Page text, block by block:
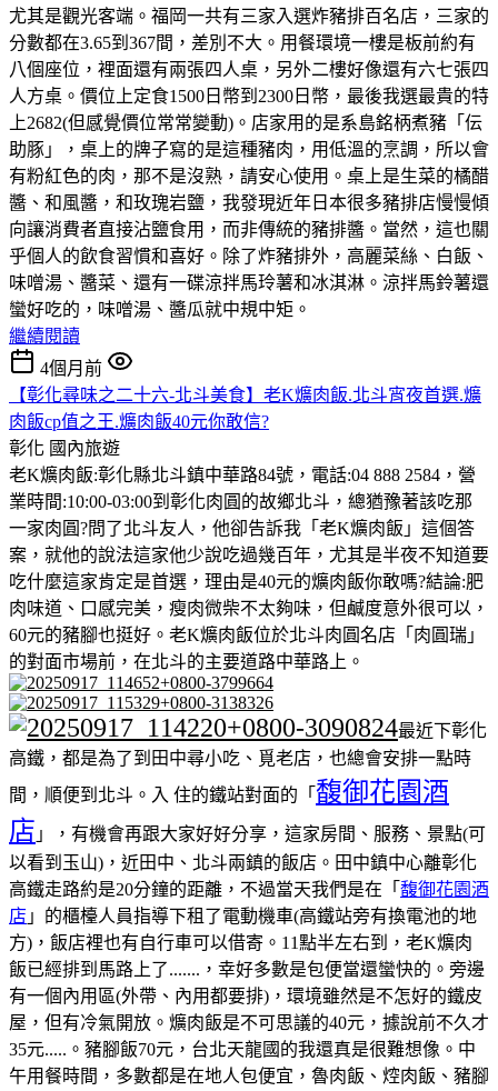
尤其是觀光客端。福岡一共有三家入選炸豬排百名店，三家的
分數都在3.65到367間，差別不大。用餐環境一樓是板前約有
八個座位，裡面還有兩張四人桌，另外二樓好像還有六七張四
人方桌。價位上定食1500日幣到2300日幣，最後我選最貴的特
上2682(但感覺價位常常變動)。店家用的是系島銘柄煮豬「伝
助豚」，桌上的牌子寫的是這種豬肉，用低溫的烹調，所以會
有粉紅色的肉，那不是沒熟，請安心使用。桌上是生菜的橘醋
醬、和風醬，和玫瑰岩鹽，我發現近年日本很多豬排店慢慢傾
向讓消費者直接沾鹽食用，而非傳統的豬排醬。當然，這也關
乎個人的飲食習慣和喜好。除了炸豬排外，高麗菜絲、白飯、
味噌湯、醬菜、還有一碟涼拌馬玲薯和冰淇淋。涼拌馬鈴薯還
蠻好吃的，味噌湯、醬瓜就中規中矩。
繼續閱讀
4個月前
【彰化尋味之二十六-北斗美食】老K爌肉飯.北斗宵夜首選.爌
肉飯cp值之王.爌肉飯40元你敢信?
彰化 國內旅遊
老K爌肉飯:彰化縣北斗鎮中華路84號，電話:04 888 2584，營
業時間:10:00-03:00到彰化肉圓的故鄉北斗，總猶豫著該吃那
一家肉圓?問了北斗友人，他卻告訴我「老K爌肉飯」這個答
案，就他的說法這家他少說吃過幾百年，尤其是半夜不知道要
吃什麼這家肯定是首選，理由是40元的爌肉飯你敢嗎?結論:肥
肉味道、口感完美，瘦肉微柴不太夠味，但鹹度意外很可以，
60元的豬腳也挺好。老K爌肉飯位於北斗肉圓名店「肉圓瑞」
的對面市場前，在北斗的主要道路中華路上。
最近下彰化
高鐵，都是為了到田中尋小吃、覓老店，也總會安排一點時
間，順便到北斗。入 住的鐵站對面的「 馥御花園酒
店 」，有機會再跟大家好好分享，這家房間、服務、景點(可
以看到玉山)，近田中、北斗兩鎮的飯店。田中鎮中心離彰化
高鐵走路約是20分鐘的距離，不過當天我們是在「 馥御花園酒
店 」的櫃檯人員指導下租了電動機車(高鐵站旁有換電池的地
方)，飯店裡也有自行車可以借寄。 11點半左右到，老K爌肉
飯已經排到馬路上了.......，幸好多數是包便當還蠻快的。 旁邊
有一個內用區(外帶、內用都要排)，環境雖然是不怎好的鐵皮
屋，但有冷氣開放。 爌肉飯是不可思議的40元，據說前不久才
35元.....。豬腳飯70元，台北天龍國的我還真是很難想像。 中
午用餐時間，多數都是在地人包便宜，魯肉飯、焢肉飯、豬腳